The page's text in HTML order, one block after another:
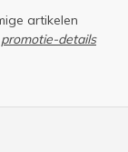
artikelen
promotie-details